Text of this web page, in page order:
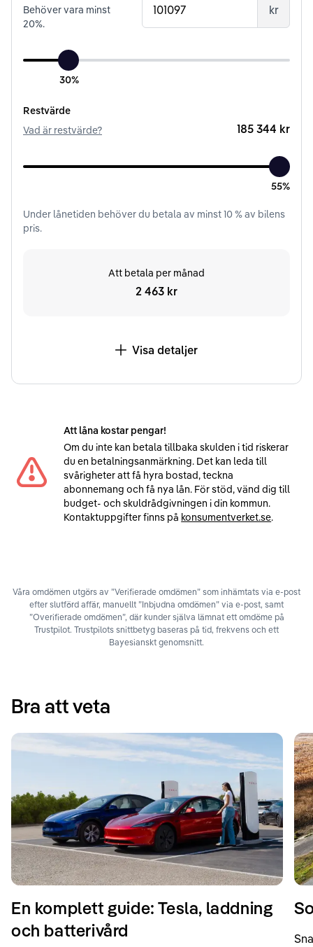
Behöver vara minst
20%.
kr
30%
Restvärde
Vad är restvärde?
185 344 kr
55%
Under lånetiden behöver du betala av minst10% av bilens
pris.
Att betala per månad
2 463 kr
Visa detaljer
Att låna kostar pengar!
Om du inte kan betala tillbaka skulden i tid riskerar
du en betalningsanmärkning. Det kan leda till
svårigheter att få hyra bostad, teckna
abonnemang och få nya lån. För stöd, vänd dig till
budget- och skuldrådgivningen i din kommun.
Kontaktuppgifter finns på konsumentverket.se.
Våra omdömen utgörs av ”Verifierade omdömen” som inhämtats via e-post
efter slutförd affär, manuellt ”Inbjudna omdömen” via e-post, samt
”Overifierade omdömen”, där kunder själva lämnat ett omdöme på
Trustpilot. Trustpilots snittbetyg baseras på tid, frekvens och ett
Bayesianskt genomsnitt.
Bra att veta
En komplett guide: Tesla, laddning
och batterivård